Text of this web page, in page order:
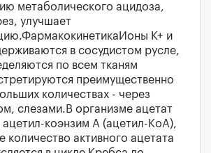
метаболического ацидоза,
улучшает
К+ и
в сосудистом русле,
по всем тканям
преимущественно
количествах - через
слезами.В организме ацетат
ацетил-коэнзим А (ацетил-КоА),
количество активного ацетата